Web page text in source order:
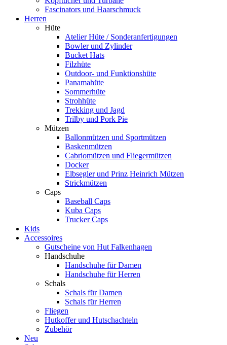
Fascinators und Haarschmuck
Herren
Hüte
Atelier Hüte / Sonderanfertigungen
Bowler und Zylinder
Bucket Hats
Filzhüte
Outdoor- und Funktionshüte
Panamahüte
Sommerhüte
Strohhüte
Trekking und Jagd
Trilby und Pork Pie
Mützen
Ballonmützen und Sportmützen
Baskenmützen
Cabriomützen und Fliegermützen
Docker
Elbsegler und Prinz Heinrich Mützen
Strickmützen
Caps
Baseball Caps
Kuba Caps
Trucker Caps
Kids
Accessoires
Gutscheine von Hut Falkenhagen
Handschuhe
Handschuhe für Damen
Handschuhe für Herren
Schals
Schals für Damen
Schals für Herren
Fliegen
Hutkoffer und Hutschachteln
Zubehör
Neu